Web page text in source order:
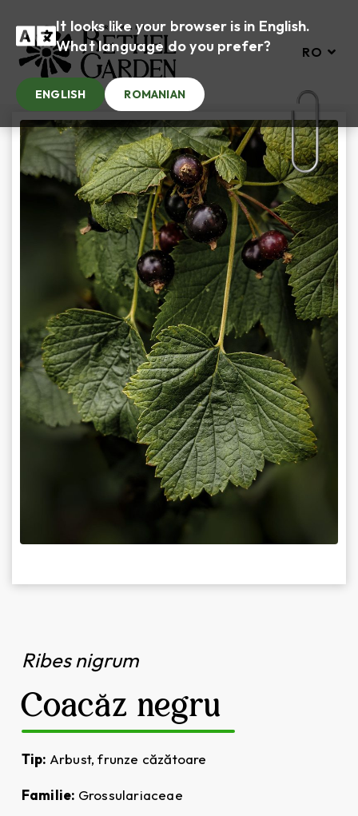
RO
Ribes nigrum
Coacăz negru
Tip: Arbust, frunze căzătoare
Familie: Grossulariaceae
It looks like your browser is in English.
What language do you prefer?
ENGLISH ROMANIAN